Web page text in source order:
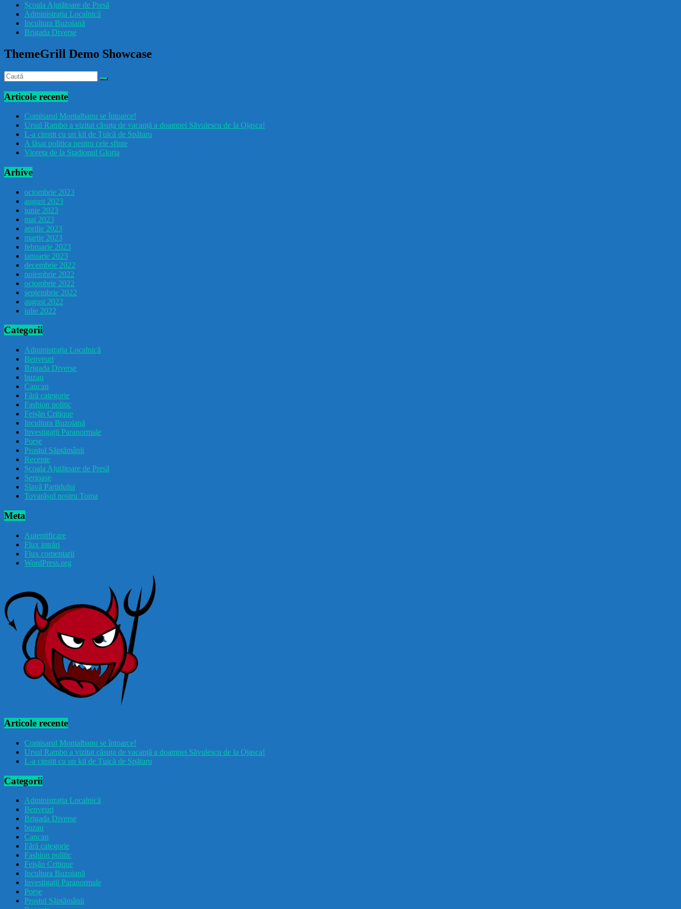
Școala Ajutătoare de Presă
Administrația Localnică
Incultura Buzoiană
Brigada Diverse
ThemeGrill Demo Showcase
Articole recente
Comisarul Montalbanu se întoarce!
Ursul Rambo a vizitat căsuța de vacanță a doamnei Săvulescu de la Ojasca!
L-a cinstit cu un kil de Țuică de Spătaru
A lăsat politica pentru cele sfinte
Vioreta de la Stadionul Gloria
Arhive
octombrie 2023
august 2023
iunie 2023
mai 2023
aprilie 2023
martie 2023
februarie 2023
ianuarie 2023
decembrie 2022
noiembrie 2022
octombrie 2022
septembrie 2022
august 2022
iulie 2022
Categorii
Administrația Localnică
Benveuri
Brigada Diverse
buzau
Cancan
Fără categorie
Fashion politic
Feișăn Critique
Incultura Buzoiană
Investigații Paranormale
Porșe
Prostul Săptămânii
Recente
Școala Ajutătoare de Presă
Serioase
Slavă Partidului
Tovarășul nostru Toma
Meta
Autentificare
Flux intrări
Flux comentarii
WordPress.org
Articole recente
Comisarul Montalbanu se întoarce!
Ursul Rambo a vizitat căsuța de vacanță a doamnei Săvulescu de la Ojasca!
L-a cinstit cu un kil de Țuică de Spătaru
Categorii
Administrația Localnică
Benveuri
Brigada Diverse
buzau
Cancan
Fără categorie
Fashion politic
Feișăn Critique
Incultura Buzoiană
Investigații Paranormale
Porșe
Prostul Săptămânii